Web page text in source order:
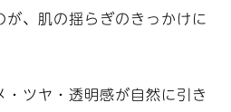
、肌の揺らぎのきっかけに
ツヤ・透明感が自然に引き